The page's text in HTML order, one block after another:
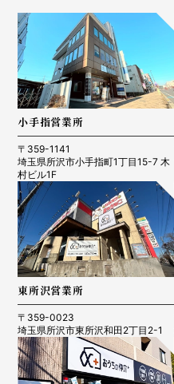
小手指営業所
〒359-1141
埼玉県所沢市小手指町1丁目15-7 木
村ビル1F
東所沢営業所
〒359-0023
埼玉県所沢市東所沢和田2丁目2-1